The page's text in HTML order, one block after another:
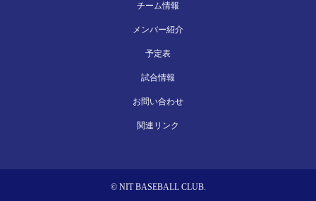
チーム情報
メンバー紹介
予定表
試合情報
お問い合わせ
関連リンク
© NIT BASEBALL CLUB.